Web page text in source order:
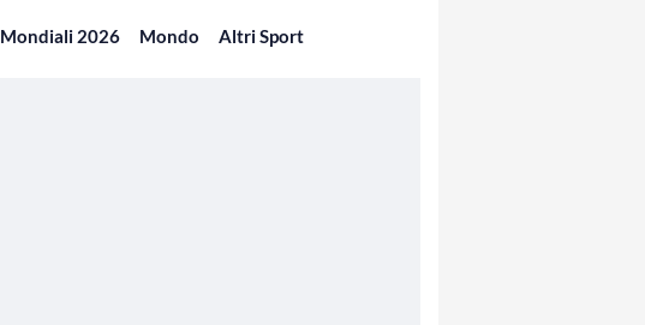
Mondiali 2026 Mondo Altri Sport